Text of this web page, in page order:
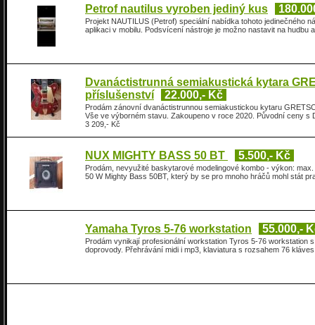
Petrof nautilus vyroben jediný kus
Projekt NAUTILUS (Petrof) speciální nabídka tohoto jedinečného
aplikaci v mobilu. Podsvícení nástroje je možno nastavit na hudbu
Dvanáctistrunná semiakustická kytara
příslušenství
22.000,- Kč
Prodám zánovní dvanáctistrunnou semiakustickou kytaru
Vše ve výborném stavu. Zakoupeno v roce 2020. Původní ceny
3 209,- Kč
NUX MIGHTY BASS 50 BT 5.500,- Kč
Prodám, nevyužité baskytarové modelingové kombo - výkon:
50 W Mighty Bass 50BT, který by se pro mnoho hráčů mohl stát
Yamaha Tyros 5-76 workstation 55.000,-
Prodám vynikají profesionální workstation Tyros 5-76 workstation
doprovody. Přehrávání midi i mp3, klaviatura s rozsahem 76